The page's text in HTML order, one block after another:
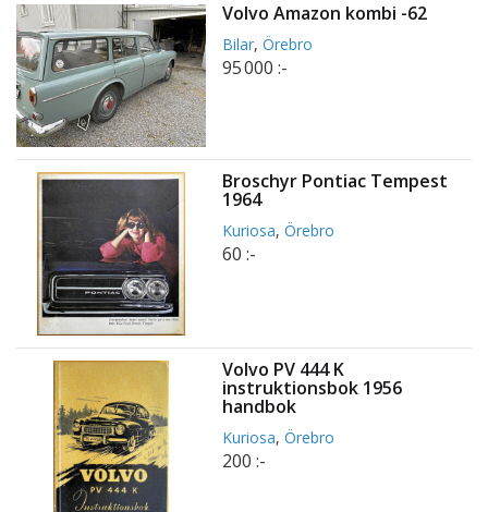
Volvo Amazon kombi -62
Bilar,Örebro
95 000 :-
Broschyr Pontiac Tempest
1964
Kuriosa,Örebro
60 :-
Volvo PV 444 K
instruktionsbok 1956
handbok
Kuriosa,Örebro
200 :-